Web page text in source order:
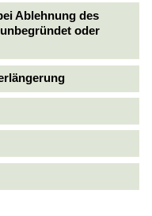
Ablehnung des
oder